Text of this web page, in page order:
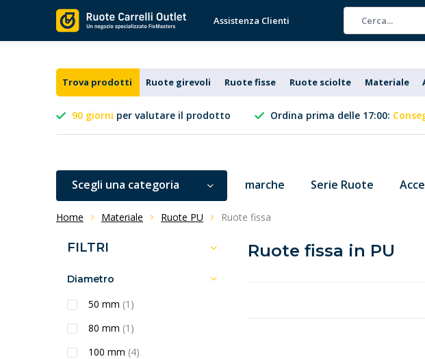
Assistenza Clienti
Trova prodotti Ruote girevoli Ruote fisse Ruote sciolte Materiale
90 giorni per valutare il prodotto Ordina prima delle 17:00:
Scegli una categoria marche Serie Ruote
Home Materiale Ruote PU Ruote fissa
Ruote fissa in PU
FILTRI
Diametro
50 mm (1)
80 mm (1)
100 mm (4)